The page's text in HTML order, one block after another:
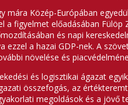
Közép-Európában
figyelmet előadásában Fülöp
és napi
a hazai GDP-nek. A
növelése és
és logisztikai ágazat
összefogás, az
megoldások és a jövő